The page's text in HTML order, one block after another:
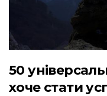
50
хоче стати